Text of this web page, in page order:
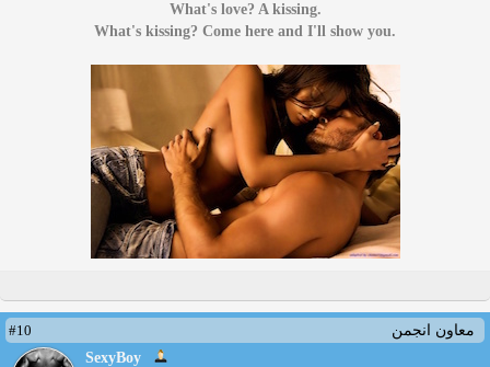
.What's love? A kissing
.What's kissing? Come here and I'll show you
معاون انجمن
#10
SexyBoy